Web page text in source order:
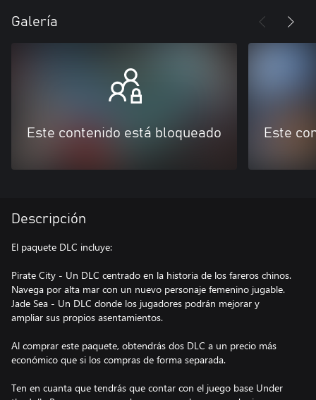
Galería
Este contenido está bloqueado Este
Descripción
El paquete DLC incluye:
Pirate City - Un DLC centrado en la historia de los fareros chinos.
Navega por alta mar con un nuevo personaje femenino jugable.
Jade Sea - Un DLC donde los jugadores podrán mejorar y
ampliar sus propios asentamientos.
Al comprar este paquete, obtendrás dos DLC a un precio más
económico que si los compras de forma separada.
Ten en cuanta que tendrás que contar con el juego base Under